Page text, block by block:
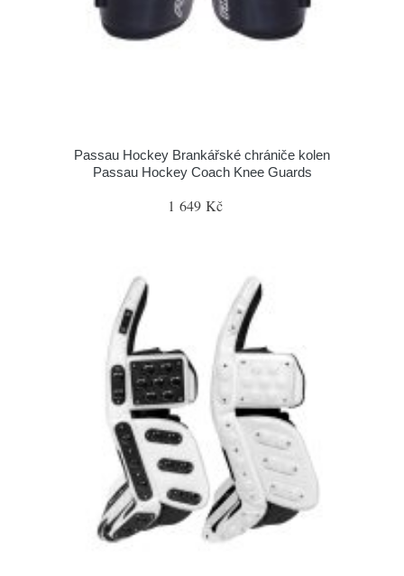
Passau Hockey Brankářské chrániče kolen
Passau Hockey Coach Knee Guards
1 649 Kč